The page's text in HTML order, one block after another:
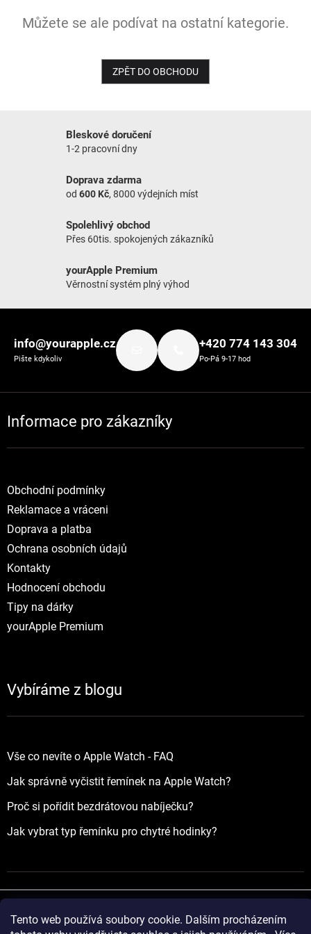
Tento web používá soubory cookie. Dalším procházením
NOVINKY
Můžete se ale podívat na ostatní kategorie.
ZPĚT DO OBCHODU
Bleskové doručení
1-2 pracovní dny
Doprava zdarma
od 600 Kč, 8000 výdejních míst
Spolehlivý obchod
Přes 60tis. spokojených zákazníků
yourApple Premium
Věrnostní systém plný výhod
info@yourapple.cz
Pište kdykoliv
+420 774 143 304
Po-Pá 9-17 hod
Informace pro zákazníky
Obchodní podmínky
Reklamace a vráceni
Doprava a platba
Ochrana osobních údajů
Kontakty
Hodnocení obchodu
Tipy na dárky
yourApple Premium
Vybíráme z blogu
Vše co nevíte o Apple Watch - FAQ
Jak správně vyčistit řemínek na Apple Watch?
Proč si pořídit bezdrátovou nabíječku?
Jak vybrat typ řemínku pro chytré hodinky?
Vytvořil Shoptet